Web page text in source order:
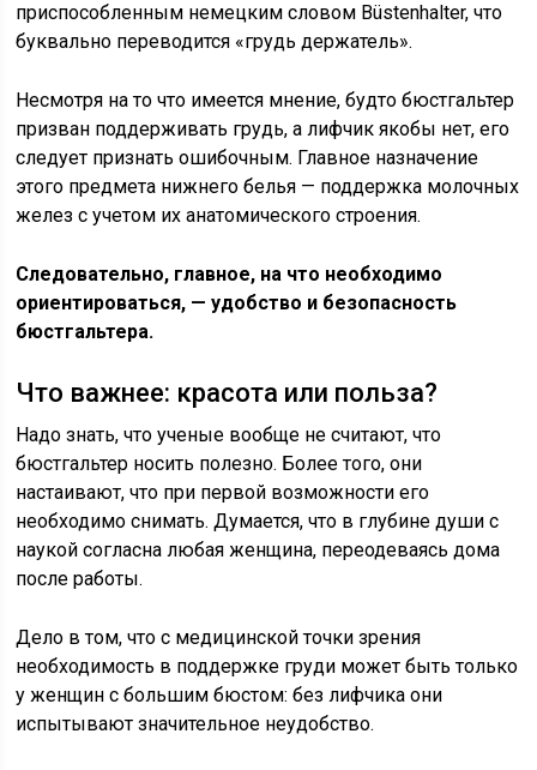
приспособленным немецким словом Büstenhalter, что
буквально переводится «грудь держатель».
Несмотря на то что имеется мнение, будто бюстгальтер
призван поддерживать грудь, а лифчик якобы нет, его
следует признать ошибочным. Главное назначение
этого предмета нижнего белья — поддержка молочных
желез с учетом их анатомического строения.
Следовательно, главное, на что необходимо
ориентироваться, — удобство и безопасность
бюстгальтера.
Что важнее: красота или польза?
Надо знать, что ученые вообще не считают, что
бюстгальтер носить полезно. Более того, они
настаивают, что при первой возможности его
необходимо снимать. Думается, что в глубине души с
наукой согласна любая женщина, переодеваясь дома
после работы.
Дело в том, что с медицинской точки зрения
необходимость в поддержке груди может быть только
у женщин с большим бюстом: без лифчика они
испытывают значительное неудобство.